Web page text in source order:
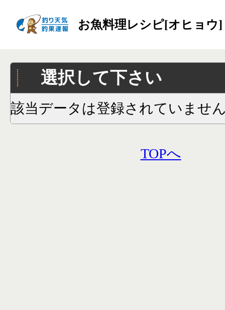
お魚料理レシピ[オヒョウ]
選択して下さい
該当データは登録されていませ
TOPへ